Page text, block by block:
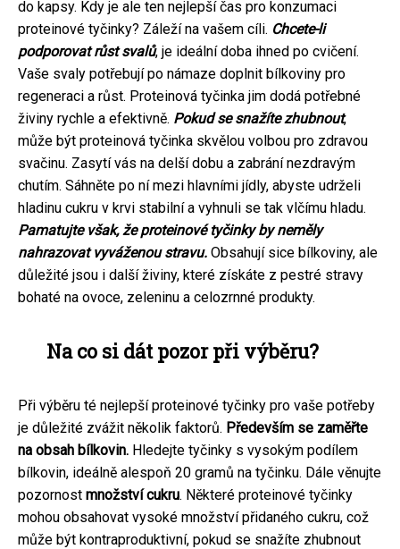
do kapsy. Kdy je ale ten nejlepší čas pro konzumaci
proteinové tyčinky? Záleží na vašem cíli. Chcete-li
podporovat růst svalů, je ideální doba ihned po cvičení.
Vaše svaly potřebují po námaze doplnit bílkoviny pro
regeneraci a růst. Proteinová tyčinka jim dodá potřebné
živiny rychle a efektivně. Pokud se snažíte zhubnout,
může být proteinová tyčinka skvělou volbou pro zdravou
svačinu. Zasytí vás na delší dobu a zabrání nezdravým
chutím. Sáhněte po ní mezi hlavními jídly, abyste udrželi
hladinu cukru v krvi stabilní a vyhnuli se tak vlčímu hladu.
Pamatujte však, že proteinové tyčinky by neměly
nahrazovat vyváženou stravu. Obsahují sice bílkoviny, ale
důležité jsou i další živiny, které získáte z pestré stravy
bohaté na ovoce, zeleninu a celozrnné produkty.
Na co si dát pozor při výběru?
Při výběru té nejlepší proteinové tyčinky pro vaše potřeby
je důležité zvážit několik faktorů. Především se zaměřte
na obsah bílkovin. Hledejte tyčinky s vysokým podílem
bílkovin, ideálně alespoň 20 gramů na tyčinku. Dále věnujte
pozornost množství cukru. Některé proteinové tyčinky
mohou obsahovat vysoké množství přidaného cukru, což
může být kontraproduktivní, pokud se snažíte zhubnout